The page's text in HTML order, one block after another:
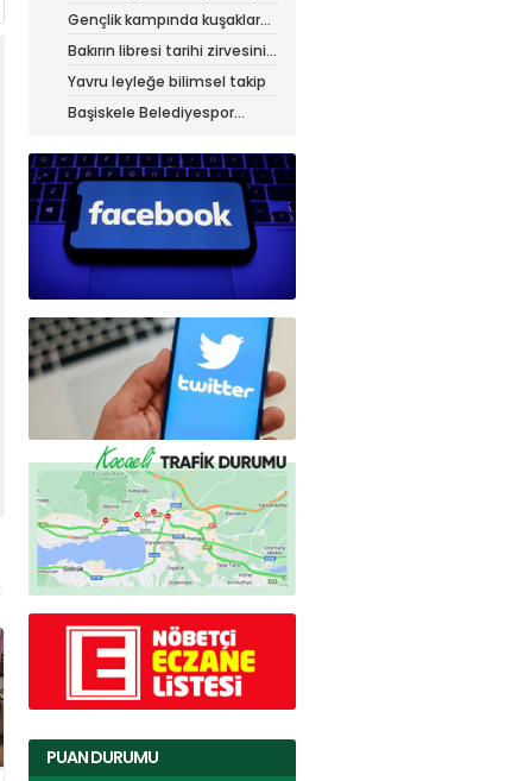
Gençlik kampında kuşaklar
buluştu
Bakırın libresi tarihi zirvesini
test ediyor
Yavru leyleğe bilimsel takip
Başiskele Belediyespor
PUAN DURUMU